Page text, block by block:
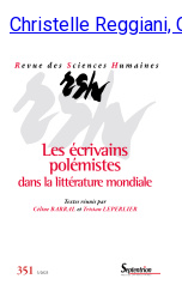
Christelle Reggiani,